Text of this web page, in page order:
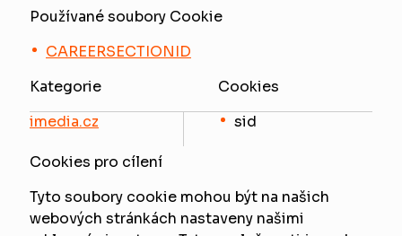
Používané soubory Cookie
CAREERSECTIONID
Cookies
Kategorie
imedia.cz
sid
Cookies pro cílení
Tyto soubory cookie mohou být na našich
webových stránkách nastaveny našimi